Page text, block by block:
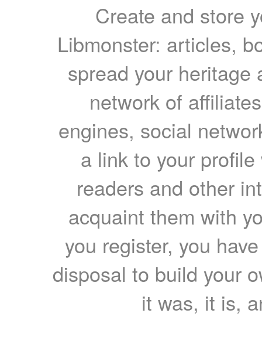
Create and store
Libmonster: articles,
spread your heritage
network of
engines, social
a link to your
readers and other
acquaint them with
you register, you
disposal to build your
it was, it is,